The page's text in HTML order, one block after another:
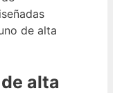
de alta
alta